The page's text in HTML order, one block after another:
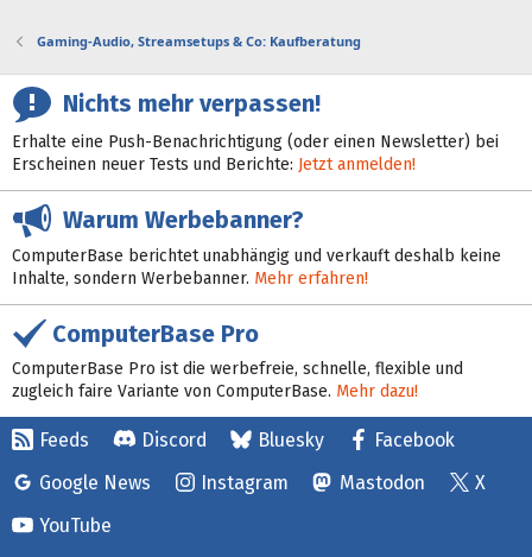
Gaming-Audio, Streamsetups & Co: Kaufberatung
Nichts mehr verpassen!
Erhalte eine Push-Benachrichtigung (oder einen Newsletter) bei
Erscheinen neuer Tests und Berichte: Jetzt anmelden!
Warum Werbebanner?
ComputerBase berichtet unabhängig und verkauft deshalb keine
Inhalte, sondern Werbebanner. Mehr erfahren!
ComputerBase Pro
ComputerBase Pro ist die werbefreie, schnelle, flexible und
zugleich faire Variante von ComputerBase. Mehr dazu!
Feeds Discord Bluesky
Facebook
Google News
Instagram Mastodon
X
YouTube